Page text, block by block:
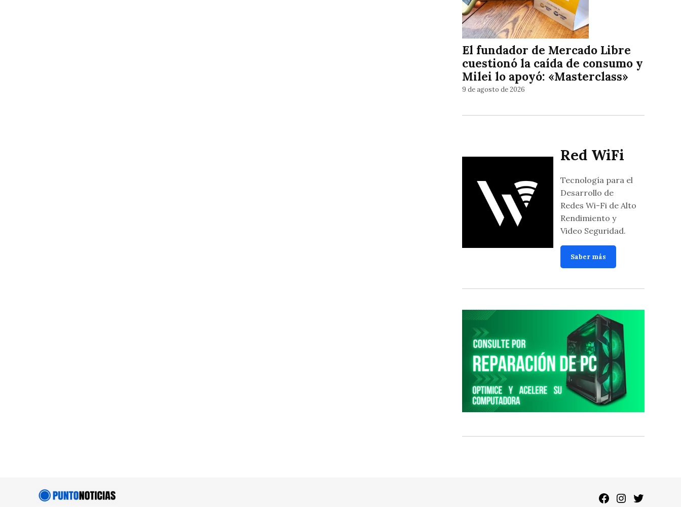
El fundador de Mercado Libre
cuestionó la caída de consumo y
Milei lo apoyó: «Masterclass»
9 de agosto de 2026
Red WiFi
Tecnología para el
Desarrollo de
Redes Wi-Fi de Alto
Rendimiento y
Video Seguridad.
Saber más
Facebook
Instagram
Twitter